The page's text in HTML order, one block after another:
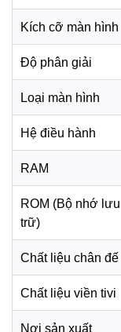
nhiều vị trí ngồi.
Công nghệ âm
Smart Tivi
QA55QN70HA
Kích cỡ màn hình
Độ phân giải
Loại màn hình
Hệ điều hành
RAM
ROM (Bộ nhớ lưu
trữ)
Chất liệu chân đế
Chất liệu viền tivi
Nơi sản xuất